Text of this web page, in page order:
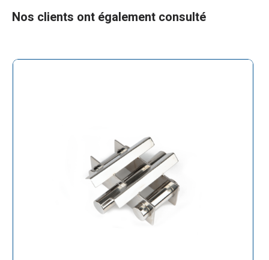
Nos clients ont également consulté